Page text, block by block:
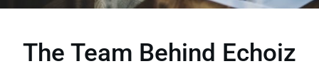
The Team Behind Echoiz